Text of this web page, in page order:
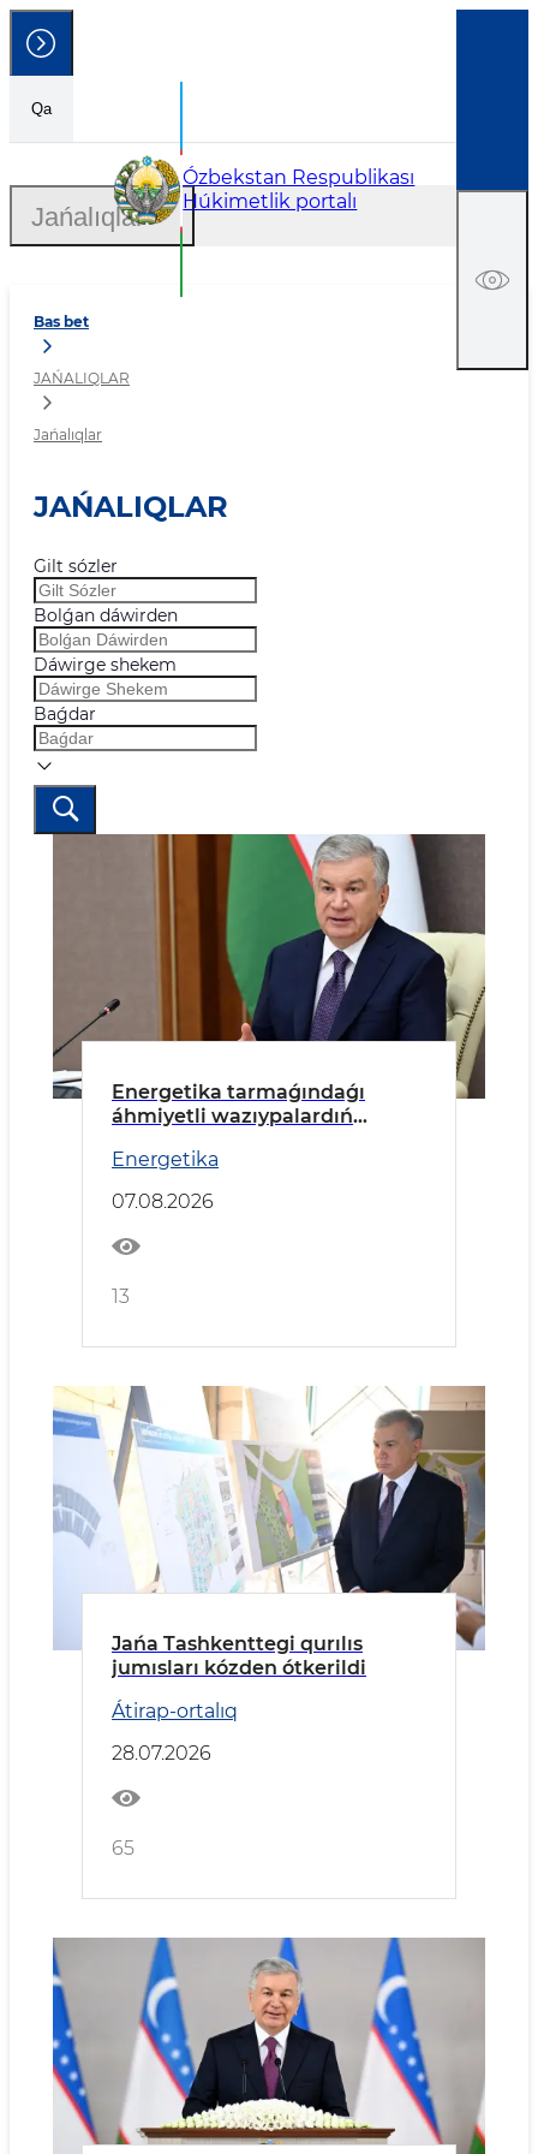
Qa
Ózbekstan Respublikası
Húkimetlik portalı
Jańalıqlar
Bas bet
JAŃALIQLAR
Jańalıqlar
JAŃALIQLAR
Gilt sózler
Bolǵan dáwirden
Dáwirge shekem
Baǵdar
Energetika tarmaǵındaǵı
áhmiyetli wazıypalardıń
Energetika
07.08.2026
13
Jańa Tashkenttegi qurılıs
jumısları kózden ótkerildi
Átirap-ortalıq
28.07.2026
65
Jańalıqlar